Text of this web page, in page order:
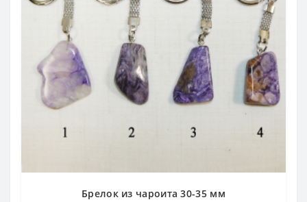
Брелок из чароита 30-35 мм